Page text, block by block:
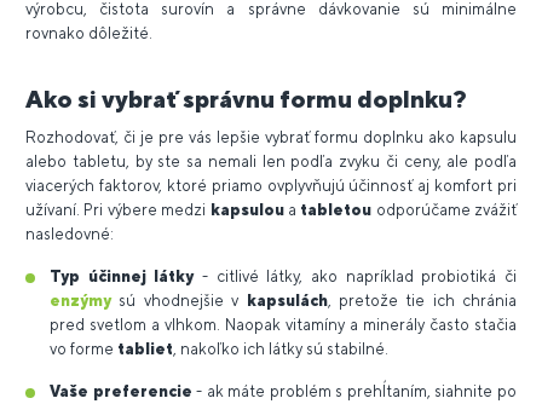
výrobcu, čistota surovín a správne dávkovanie sú minimálne
rovnako dôležité.
Ako si vybrať správnu formu doplnku?
Rozhodovať, či je pre vás lepšie vybrať formu doplnku ako kapsulu
alebo tabletu, by ste sa nemali len podľa zvyku či ceny, ale podľa
viacerých faktorov, ktoré priamo ovplyvňujú účinnosť aj komfort pri
užívaní. Pri výbere medzi kapsuloua tabletou odporúčame zvážiť
nasledovné:
Typ účinnej látky- citlivé látky, ako napríklad probiotiká či
enzýmysú vhodnejšie v kapsulách, pretože tie ich chránia
pred svetlom a vlhkom. Naopak vitamíny a minerály často stačia
vo forme tabliet , nakoľko ich látky sú stabilné.
Vaše preferencie - ak máte problém s prehĺtaním, siahnite po